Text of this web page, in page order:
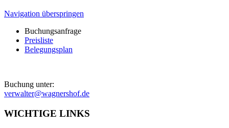
Navigation überspringen
Buchungsanfrage
Preisliste
Belegungsplan
Buchung unter:
verwalter@wagnershof.de
WICHTIGE LINKS